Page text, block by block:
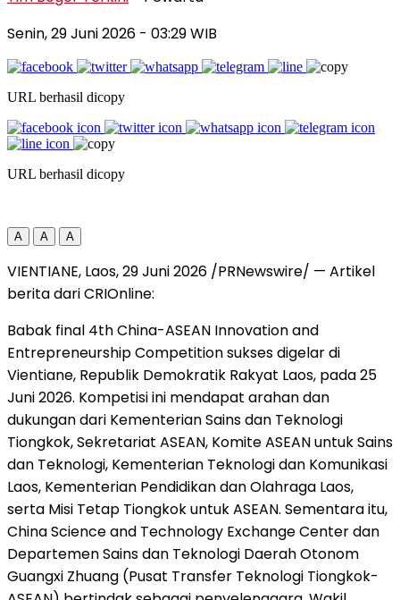
Senin, 29 Juni 2026 - 03:29 WIB
URL berhasil dicopy
URL berhasil dicopy
A A A
VIENTIANE, Laos, 29 Juni 2026 /PRNewswire/ — Artikel
berita dari CRIOnline:
Babak final 4th China-ASEAN Innovation and
Entrepreneurship Competition sukses digelar di
Vientiane, Republik Demokratik Rakyat Laos, pada 25
Juni 2026. Kompetisi ini mendapat arahan dan
dukungan dari Kementerian Sains dan Teknologi
Tiongkok, Sekretariat ASEAN, Komite ASEAN untuk Sains
dan Teknologi, Kementerian Teknologi dan Komunikasi
Laos, Kementerian Pendidikan dan Olahraga Laos,
serta Misi Tetap Tiongkok untuk ASEAN. Sementara itu,
China Science and Technology Exchange Center dan
Departemen Sains dan Teknologi Daerah Otonom
Guangxi Zhuang (Pusat Transfer Teknologi Tiongkok-